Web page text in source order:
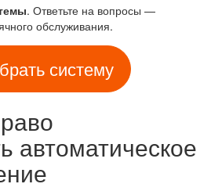
. Ответьте на вопросы —
обслуживания.
систему
автоматическое